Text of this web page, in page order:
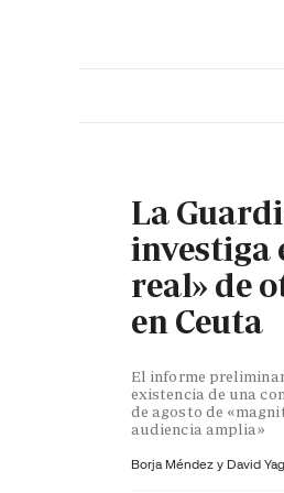
La
investiga
real» de
en Ceuta
El informe
existencia de una
de agosto de
audiencia amplia»
Borja Méndez y David